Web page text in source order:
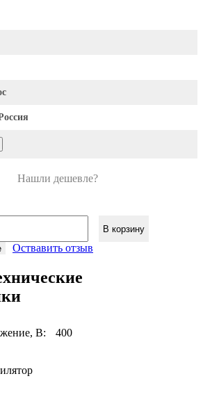
Нашли дешевле?
В корзину
Оствавить отзыв
В: 400